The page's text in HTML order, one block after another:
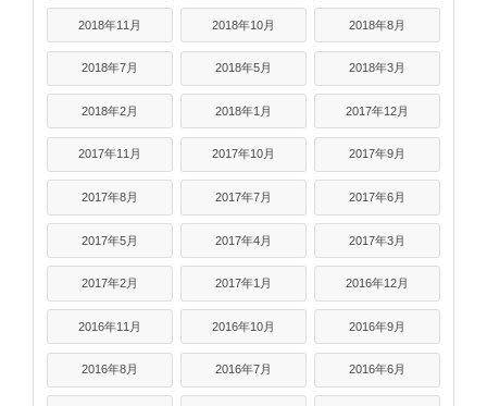
2018年11月 2018年10月 2018年8月
2018年7月 2018年5月 2018年3月
2018年2月 2018年1月 2017年12月
2017年11月 2017年10月 2017年9月
2017年8月 2017年7月 2017年6月
2017年5月 2017年4月 2017年3月
2017年2月 2017年1月 2016年12月
2016年11月 2016年10月 2016年9月
2016年8月 2016年7月 2016年6月